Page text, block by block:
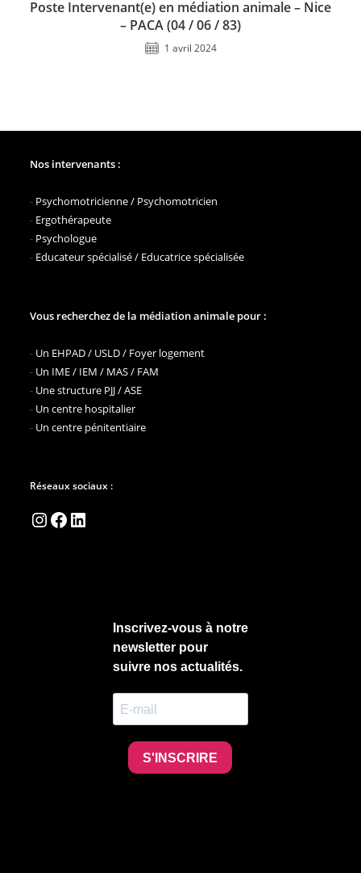
Poste Intervenant(e) en médiation animale – Nice
– PACA (04 / 06 / 83)
1 avril 2024
Nos intervenants :
- Psychomotricienne / Psychomotricien
- Ergothérapeute
- Psychologue
- Educateur spécialisé / Educatrice spécialisée
Vous recherchez de la médiation animale pour :
- Un EHPAD / USLD / Foyer logement
- Un IME / IEM / MAS / FAM
- Une structure PJJ / ASE
- Un centre hospitalier
- Un centre pénitentiaire
Réseaux sociaux :
Instagram
Facebook
LinkedIn